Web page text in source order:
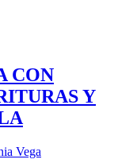
CON
Y
Vega